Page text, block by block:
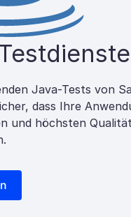
Java-Tests von
dass Ihre
und höchsten